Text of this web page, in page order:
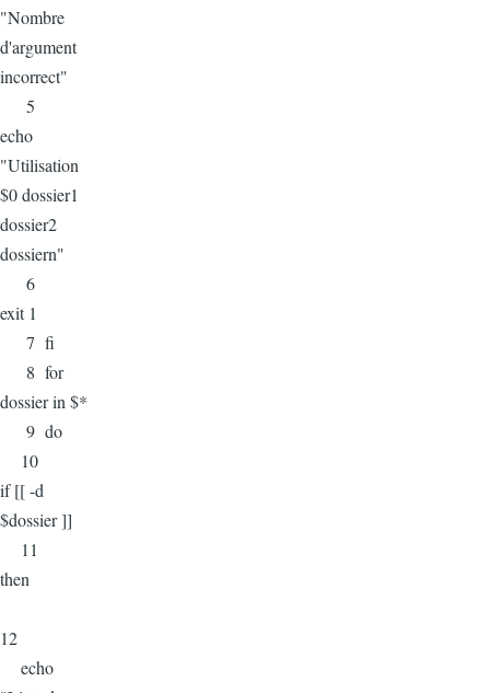
"Nombre
d'argument
incorrect"
5
echo
"Utilisation
$0 dossier1
dossier2
dossiern"
6
exit 1
7 fi
8 for
dossier in $*
9 do
10
if [[ -d
$dossier ]]
11
then
12
echo